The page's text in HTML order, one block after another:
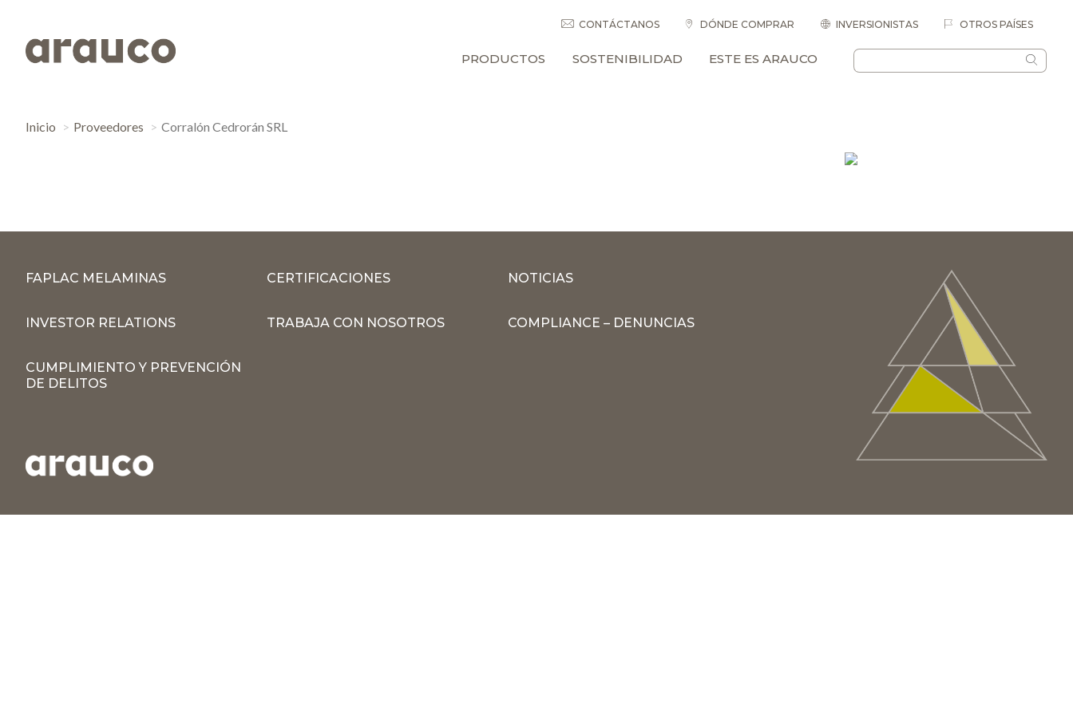
CONTÁCTANOS DÓNDE COMPRAR INVERSIONISTAS OTROS PAÍSES
PRODUCTOS SOSTENIBILIDAD ESTE ES ARAUCO
Inicio Proveedores Corralón Cedrorán SRL
FAPLAC MELAMINAS CERTIFICACIONES NOTICIAS
INVESTOR RELATIONS TRABAJA CON NOSOTROS COMPLIANCE – DENUNCIAS
CUMPLIMIENTO Y PREVENCIÓN
DE DELITOS